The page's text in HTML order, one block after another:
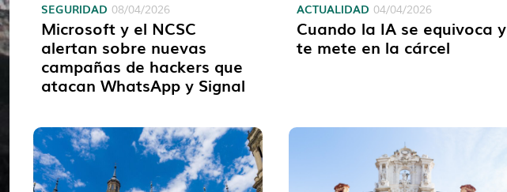
Microsoft y el NCSC
alertan sobre nuevas
campañas de hackers que
atacan WhatsApp y Signal
SEGURIDAD 08/04/2026
Cuando la IA se equivoca y
te mete en la cárcel
ACTUALIDAD 04/04/2026